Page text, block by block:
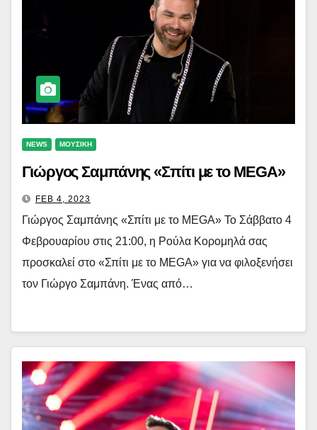
NEWS ΜΟΥΣΙΚΗ
Γιώργος Σαμπάνης «Σπίτι με το MEGA»
FEB 4, 2023
Γιώργος Σαμπάνης «Σπίτι με το MEGA» Το Σάββατο 4
Φεβρουαρίου στις 21:00, η Ρούλα Κορομηλά σας
προσκαλεί στο «Σπίτι με το MEGA» για να φιλοξενήσει
τον Γιώργο Σαμπάνη. Ένας από…